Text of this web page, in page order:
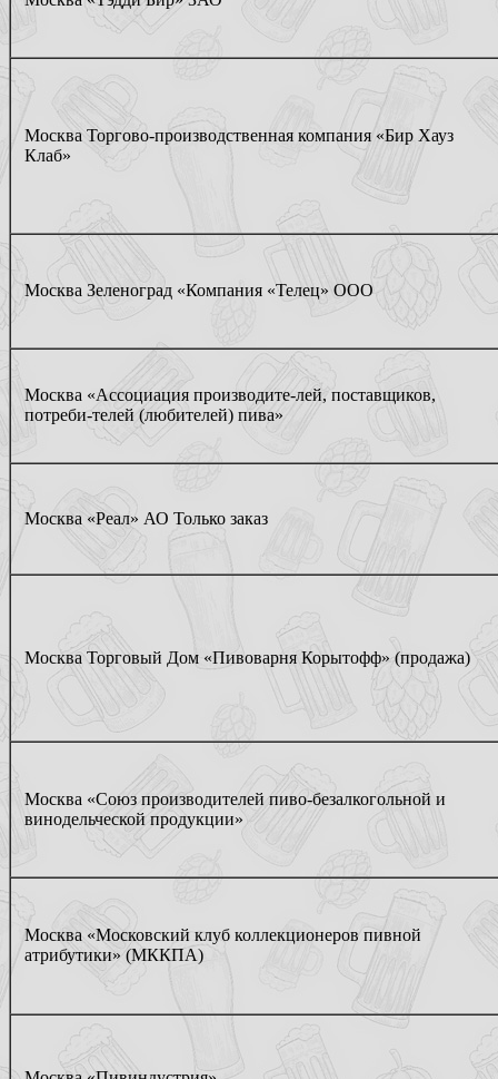
Москва Торгово-производственная компания «Бир Хауз
Клаб»
Москва Зеленоград «Компания «Телец» ООО
Москва «Ассоциация производите-лей, поставщиков,
потреби-телей (любителей) пива»
Москва «Реал» АО Только заказ
Москва Торговый Дом «Пивоварня Корытофф» (продажа)
Москва «Союз производителей пиво-безалкогольной и
винодельческой продукции»
Москва «Московский клуб коллекционеров пивной
атрибутики» (МККПА)